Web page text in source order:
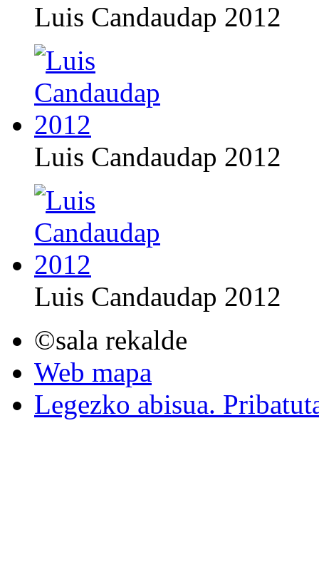
Luis Candaudap 2012
Luis Candaudap 2012
Luis Candaudap 2012
©sala rekalde
Web mapa
Legezko abisua.